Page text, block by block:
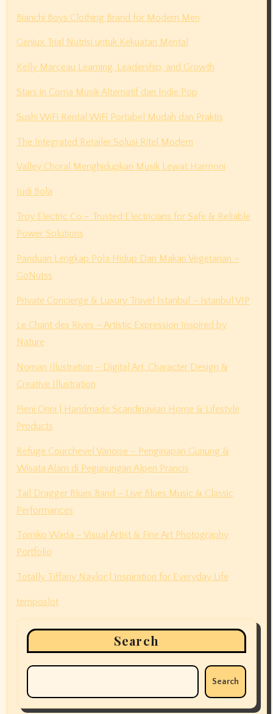
Bianchi Boys Clothing Brand for Modern Men
Geniux Trial Nutrisi untuk Kekuatan Mental
Kelly Marceau Learning, Leadership, and Growth
Stars in Coma Musik Alternatif dan Indie Pop
Sushi WiFi Rental WiFi Portabel Mudah dan Praktis
The Integrated Retailer Solusi Ritel Modern
Valley Choral Menghidupkan Musik Lewat Harmoni
Judi Bola
Troy Electric Co – Trusted Electricians for Safe & Reliable
Power Solutions
Panduan Lengkap Pola Hidup Dan Makan Vegetarian –
GoNutss
Private Concierge & Luxury Travel Istanbul – Istanbul VIP
Le Chant des Rives – Artistic Expression Inspired by
Nature
Noman Illustration – Digital Art, Character Design &
Creative Illustration
Pieni Onni | Handmade Scandinavian Home & Lifestyle
Products
Refuge Courchevel Vanoise – Penginapan Gunung &
Wisata Alam di Pegunungan Alpen Prancis
Tail Dragger Blues Band – Live Blues Music & Classic
Performances
Tomiko Wada – Visual Artist & Fine Art Photography
Portfolio
Totally Tiffany Naylor | Inspiration for Everyday Life
temposlot
Search
Search